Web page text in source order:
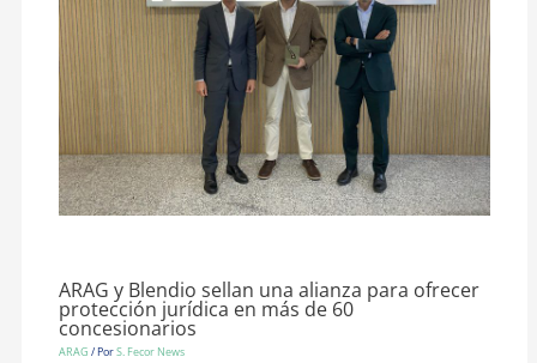
ARAG y Blendio sellan una alianza para ofrecer
protección jurídica en más de 60
concesionarios
ARAG / PorS. Fecor News